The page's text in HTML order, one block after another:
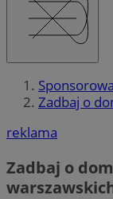
Zadbaj o
reklama
Zadbaj o